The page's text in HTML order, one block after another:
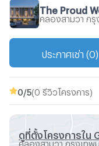
The Proud
คลองสามวา กรุ
ประกาศเช่า (0)
0 /5(0 รีวิวโครงการ)
ดูที่ตั้งโครงการใน
คลองสามวา กรุงเทพ